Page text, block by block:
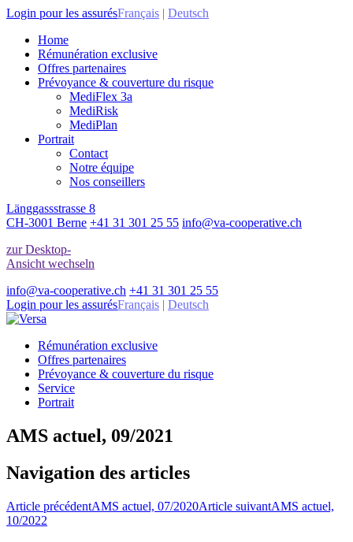
Login pour les assurésFrançais | Deutsch
Home
Rémunération exclusive
Offres partenaires
Prévoyance & couverture du risque
MediFlex 3a
MediRisk
MediPlan
Portrait
Contact
Notre équipe
Nos conseillers
Länggassstrasse 8
CH-3001 Berne +41 31 301 25 55 info@va-cooperative.ch
zur Desktop-
Ansicht wechseln
info@va-cooperative.ch +41 31 301 25 55
Login pour les assurésFrançais | Deutsch
Rémunération exclusive
Offres partenaires
Prévoyance & couverture du risque
Service
Portrait
AMS actuel, 09/2021
Navigation des articles
Article précédentAMS actuel, 07/2020Article suivantAMS actuel,
10/2022